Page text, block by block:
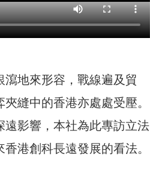
地來形容，戰線遍及貿
縫中的香港亦處處受壓。
影響，本社為此專訪立法
港創科長遠發展的看法。